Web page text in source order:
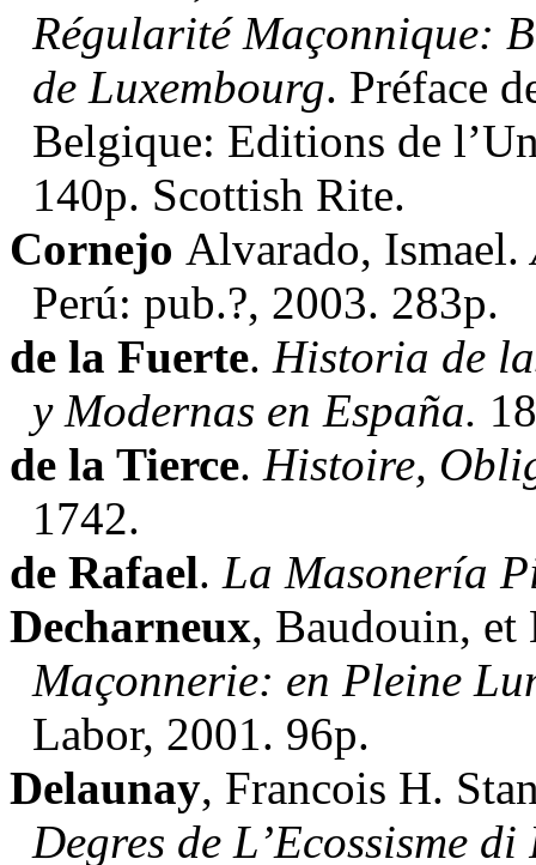
Régularité Maçonnique:
de Luxembourg. Préface
Belgique: Editions de
140p. Scottish Rite.
Cornejo Alvarado, Ismael.
Perú: pub.?, 2003. 283p.
de la Fuerte. Historia de
y Modernas en España.
de la Tierce. Histoire,
1742.
de Rafael. La Masonería
Decharneux, Baudouin,
Maçonnerie: en Pleine
Labor, 2001. 96p.
Delaunay, Francois H.
Degres de L’Ecossisme